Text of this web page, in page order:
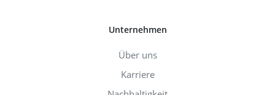
Unternehmen
Über uns
Karriere